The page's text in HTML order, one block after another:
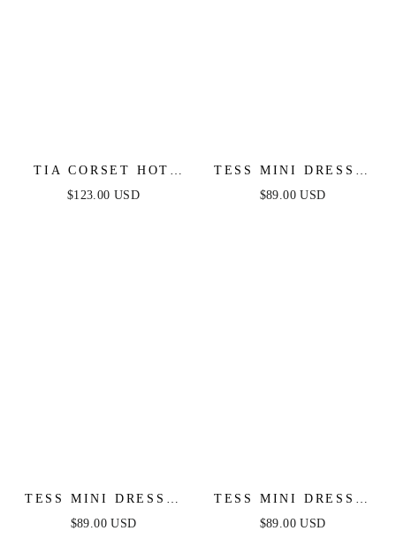
TIA CORSET HOT
STONE MINI -
$123.00 USD
TESS MINI DRESS -
LILAC
$89.00 USD
TESS MINI DRESS -
WHITE
$89.00 USD
TESS MINI DRESS -
BLACK
$89.00 USD